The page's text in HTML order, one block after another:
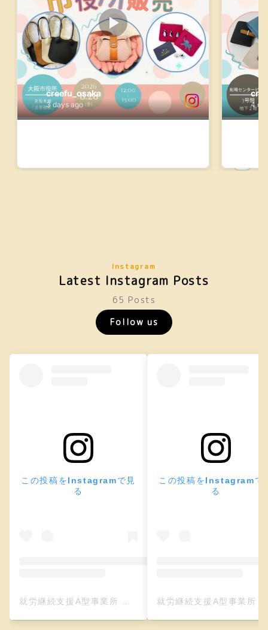
Instagram
Latest Instagram Posts
65 Posts
Follow us
この投稿をInstagramで見
る
この投稿をInstagramで
る